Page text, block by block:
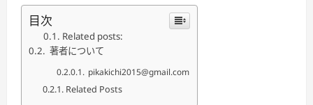
目次
Related posts:
著者について
pikakichi2015@gmail.com
Related Posts